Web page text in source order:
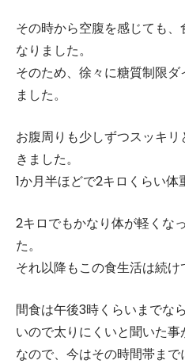
その時から空腹を感じても、
なりました。
そのため、徐々に糖質制限
ました。
お腹周りも少しずつスッキ
きました。
1か月半ほどで2キロくらい体
2キロでもかなり体が軽くな
た。
それ以降もこの食生活は続け
間食は午後3時くらいまでな
いので太りにくいと聞いた事
なので、今はその時間帯ま